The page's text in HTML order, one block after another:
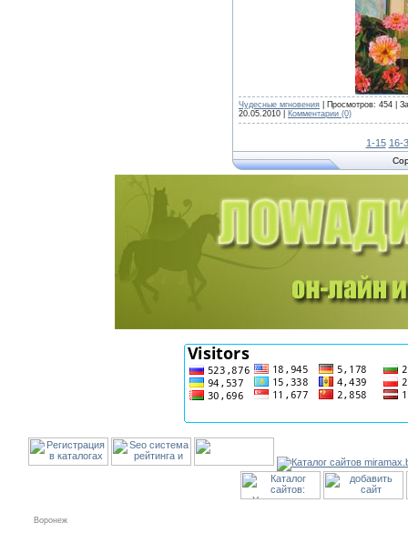
Чудесные мгновения | Просмотров: 454 |
20.05.2010
Комментарии (0)
1-15 16-
Воронеж